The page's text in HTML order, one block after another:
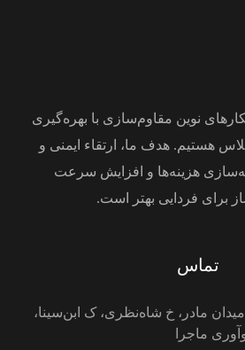
نوین مقاوم‌سازی با بهره‌گیری
هستیم. هدف ما، ارتقاء ایمنی و
هزینه‌ها و افزایش سرعت
برای فردایی بهتر است.
تماس
میدان مادر، خ شاه‌نظری، ک ابن‌سینا،
ماجرا